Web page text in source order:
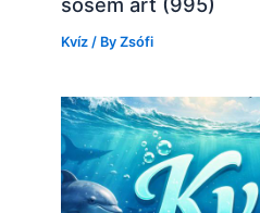
Kvíz / ByZsófi